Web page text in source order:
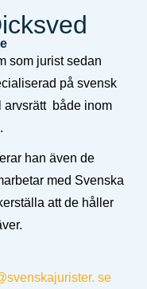
som jurist sedan
på svensk
arvsrätt både inom
han även de
med Svenska
att de håller
se